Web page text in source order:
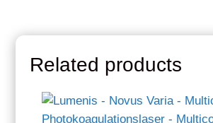
Related products